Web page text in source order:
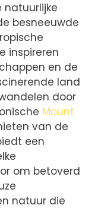
besneeuwde
inspireren
en de
land
door
Mount
van de
een
om betoverd
natuur die